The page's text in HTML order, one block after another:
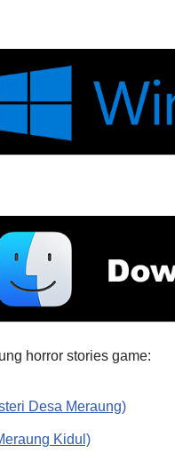
horror stories game:
Desa Meraung)
Kidul)